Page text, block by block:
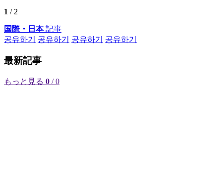
1 / 2
国際・日本記事
공유하기
공유하기 공유하기 공유하기
最新記事
もっと見る 0 / 0